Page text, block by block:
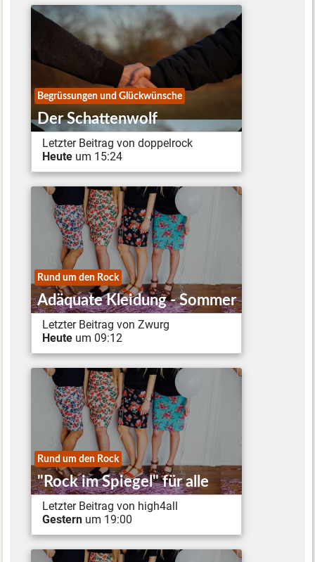
Begrüssungen und Glückwünsche
Der Schattenwolf
Letzter Beitrag von doppelrock
Heute um 15:24
Rund um den Rock
Adäquate Kleidung - Sommer
Letzter Beitrag von Zwurg
Heute um 09:12
Rund um den Rock
"Rock im Spiegel" für alle
Letzter Beitrag von high4all
Gestern um 19:00